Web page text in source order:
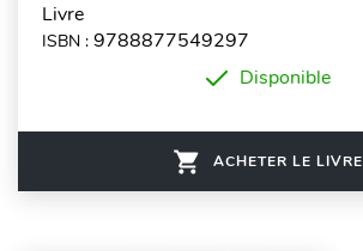
Livre
ISBN : 9788877549297
Disponible
ACHETER LE LIVRE